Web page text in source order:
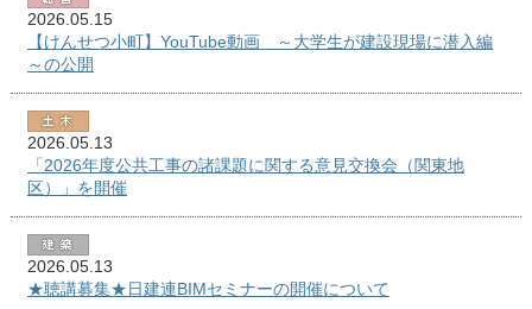
2026.05.15
【けんせつ小町】YouTube動画 ～大学生が建設現場に潜入編
～の公開
2026.05.13
「2026年度公共工事の諸課題に関する意見交換会（関東地
区）」を開催
2026.05.13
★聴講募集★日建連BIMセミナーの開催について